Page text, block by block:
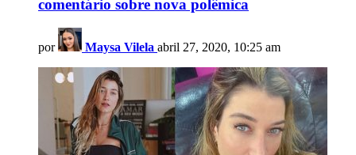
comentário sobre nova polêmica
por Maysa Vilela abril 27, 2020, 10:25 am